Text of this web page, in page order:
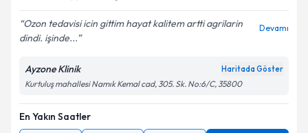
Ozon tedavisi icin gittim hayat kalitem artti agrilarin
dindi. işinde...
Devamı
Ayzone Klinik Haritada Göster
Kurtuluş mahallesi Namık Kemal cad, 305. Sk. No:6/C, 35800
En Yakın Saatler